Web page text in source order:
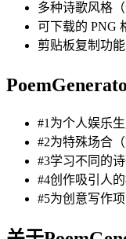
多种诗歌风格
可下载的 PNG
剪贴板复制功能
#1为个人娱乐
#2为特殊场合
#3学习不同的
#4创作吸引人
#5为创意写作